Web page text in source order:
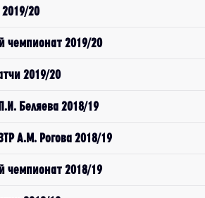
20
чемпионат 2019/20
2019/20
Беляева 2018/19
А.М. Рогова 2018/19
чемпионат 2018/19